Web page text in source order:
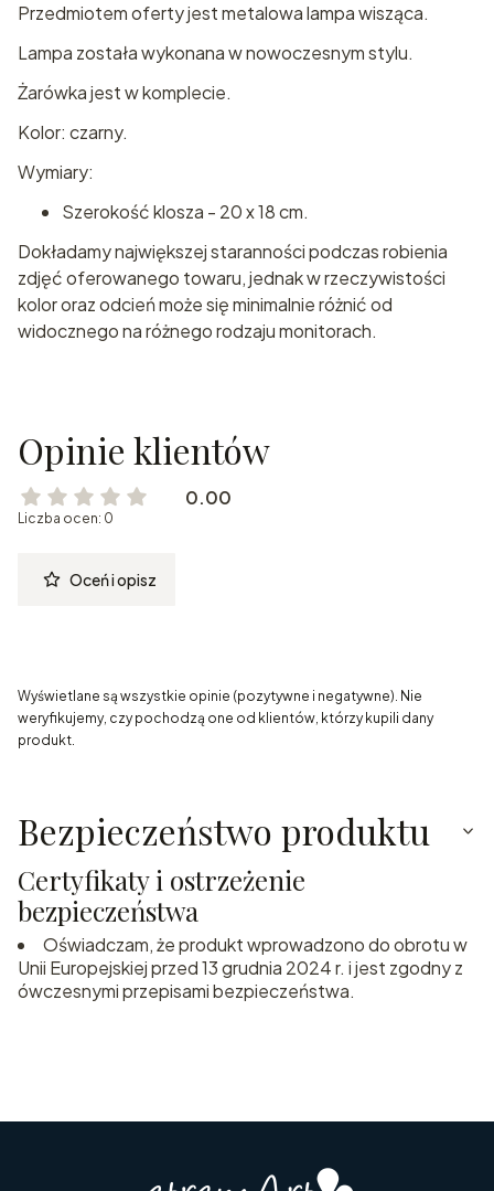
Przedmiotem oferty jest metalowa lampa wisząca.
Lampa została wykonana w nowoczesnym stylu.
Żarówka jest w komplecie.
Kolor: czarny.
Wymiary:
Szerokość klosza - 20 x 18 cm.
Dokładamy największej staranności podczas robienia
zdjęć oferowanego towaru, jednak w rzeczywistości
kolor oraz odcień może się minimalnie różnić od
widocznego na różnego rodzaju monitorach.
Opinie klientów
0.00
Liczba ocen: 0
Oceń i opisz
Wyświetlane są wszystkie opinie (pozytywne i negatywne). Nie
weryfikujemy, czy pochodzą one od klientów, którzy kupili dany
produkt.
Bezpieczeństwo produktu
Certyfikaty i ostrzeżenie
bezpieczeństwa
Oświadczam, że produkt wprowadzono do obrotu w
Unii Europejskiej przed 13 grudnia 2024 r. i jest zgodny z
ówczesnymi przepisami bezpieczeństwa.